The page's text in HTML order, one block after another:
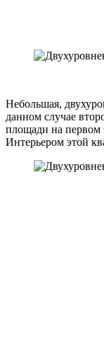
Небольшая,
данном случае
площади на первом
Интерьером этой